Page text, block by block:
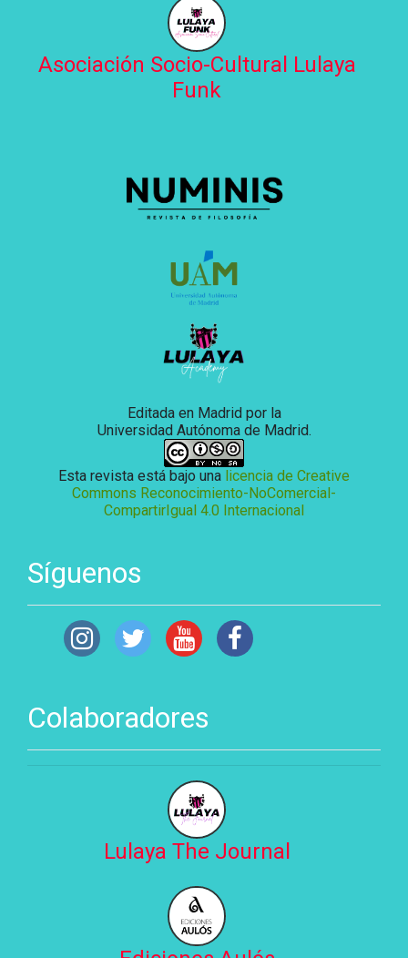
Asociación Socio-Cultural Lulaya
Funk
Editada en Madrid por la
Universidad Autónoma de Madrid.
Esta revista está bajo una licencia de Creative
Commons Reconocimiento-NoComercial-
CompartirIgual 4.0 Internacional
Síguenos
Colaboradores
Lulaya The Journal